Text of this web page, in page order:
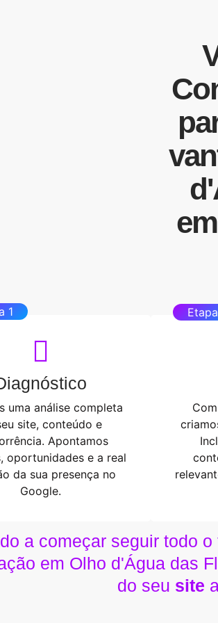
1
uma análise completa
site, conteúdo e
Apontamos
oportunidades e a real
da sua presença no
Google.
a começar seguir todo
em Olho d'Água das
do seu site